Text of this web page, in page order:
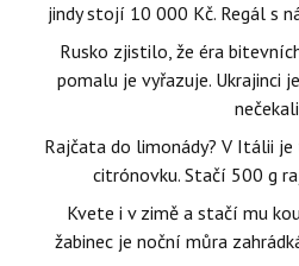
jindy stojí 10 000 Kč. Regál s
Rusko zjistilo, že éra
pomalu je vyřazuje. Ukrajinci
nečekali
Rajčata do limonády? V Itálii
citrónovku. Stačí 500 g
Kvete i v zimě a stačí mu
žabinec je noční můra